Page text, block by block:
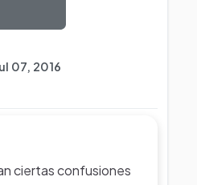
07, 2016
ciertas confusiones